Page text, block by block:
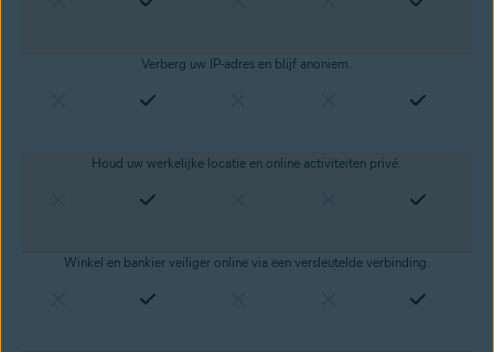
Verberg uw IP-adres en blijf anoniem.
Houd uw werkelijke locatie en online activiteiten privé.
Winkel en bankier veiliger online via een versleutelde verbinding.